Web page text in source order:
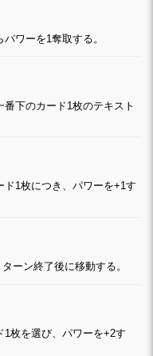
ワーを1奪取する。
下のカード1枚のテキスト
1枚につき、パワーを+1す
ーン終了後に移動する。
枚を選び、パワーを+2す